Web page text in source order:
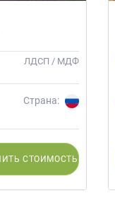
ЛДСП / МДФ
Страна:
СТОИМОСТЬ